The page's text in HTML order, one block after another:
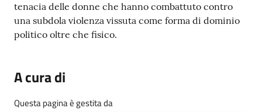
tenacia delle donne che hanno combattuto contro
una subdola violenza vissuta come forma di dominio
politico oltre che fisico.
A cura di
Questa pagina è gestita da